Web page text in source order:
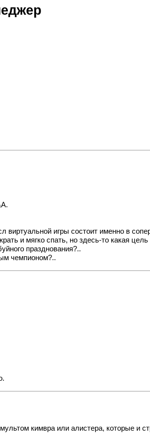
игры состоит именно в
и мягко спать, но здесь-то какая
празднования?..
чемпионом?..
кимвра или алистера, которые и